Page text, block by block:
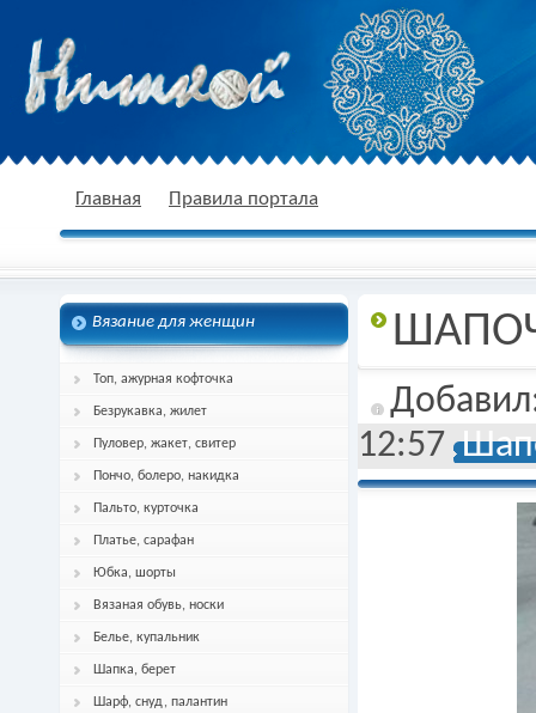
спицами, схема и описание
Главная Правила портала
Вязание для женщин
Топ, ажурная кофточка
Безрукавка, жилет
Пуловер, жакет, свитер
Пончо, болеро, накидка
Пальто, курточка
Платье, сарафан
Юбка, шорты
Вязаная обувь, носки
Белье, купальник
Шапка, берет
Шарф, снуд, палантин
12:57